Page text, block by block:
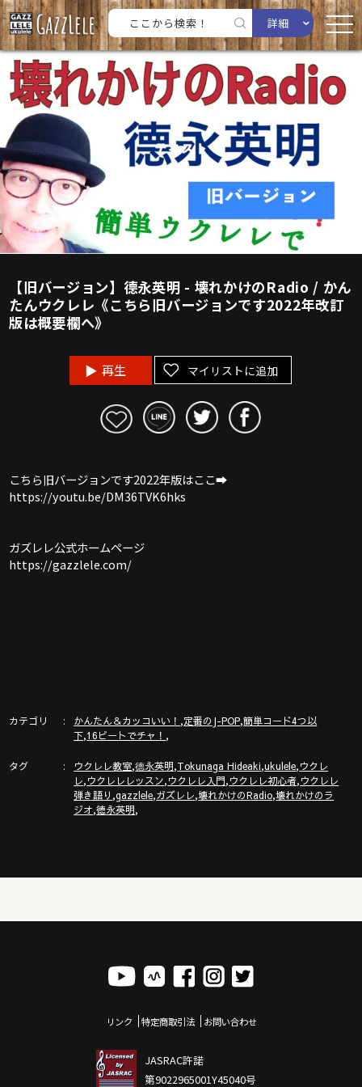
詳細
【旧バージョン】德永英明 - 壊れかけのRadio / かん
たんウクレレ《こちら旧バージョンです2022年改訂
版は概要欄へ》
再生 マイリストに追加
こちら旧バージョンです2022年版はここ➡︎
https://youtu.be/DM36TVK6hks
ガズレレ公式ホームページ
https://gazzlele.com/
カテゴリ かんたん＆カッコいい！ ,定番のJ-POP,簡単コード4つ以
下,16ビートでチャ！ ,
タグ ウクレレ教室,德永英明,Tokunaga Hideaki,ukulele,ウクレ
レ,ウクレレレッスン,ウクレレ入門,ウクレレ初心者,ウクレレ
弾き語り ,gazzlele,ガズレレ,壊れかけのRadio,壊れかけのラ
ジオ,徳永英明,
リンク 特定商取引法 お問い合わせ
JASRAC許諾
第9022965001Y45040号